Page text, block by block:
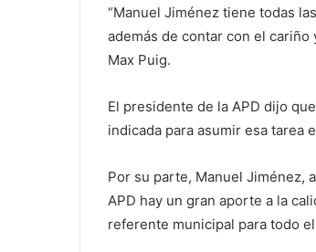
“Manuel Jiménez tiene todas
además de contar con el
Max Puig.
El presidente de la APD dijo
indicada para asumir esa tarea
Por su parte, Manuel Jiménez,
APD hay un gran aporte a la
referente municipal para todo el